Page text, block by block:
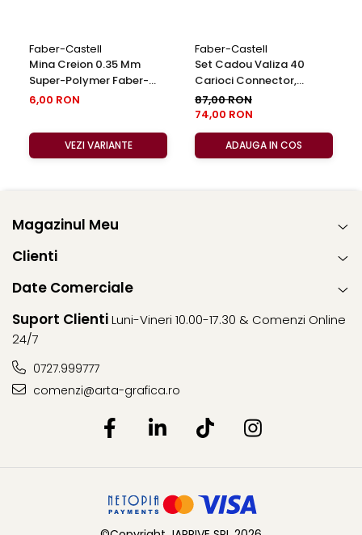
Faber-Castell
Mina Creion 0.35 Mm
Super-Polymer Faber-
Castell
6,00 RON
VEZI VARIANTE
Faber-Castell
Set Cadou Valiza 40
Carioci Connector,
Faber-Castell
87,00 RON
74,00 RON
ADAUGA IN COS
Magazinul Meu
Clienti
Date Comerciale
Suport ClientiLuni-Vineri 10.00-17.30 & Comenzi Online
24/7
0727.999777
comenzi@arta-grafica.ro